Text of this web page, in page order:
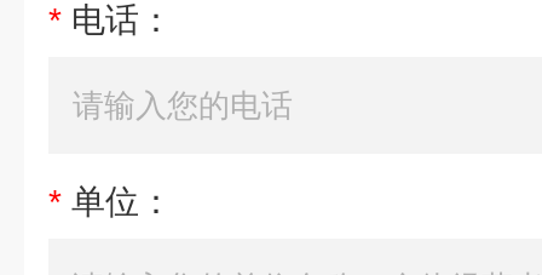
* 电话：
* 单位：